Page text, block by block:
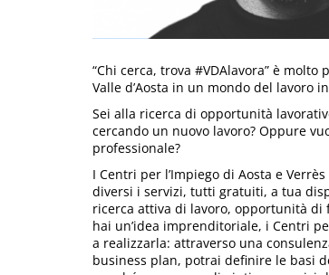
“Chi cerca, trova #VDAlavora” è
Valle d’Aosta in un mondo del lavoro
Sei alla ricerca di opportunità
cercando un nuovo lavoro? Oppure
professionale?
I Centri per l’Impiego di Aosta e
diversi i servizi, tutti gratuiti, a tua
ricerca attiva di lavoro, opportunità di
hai un’idea imprenditoriale, i Centri
a realizzarla: attraverso una
business plan, potrai definire le basi